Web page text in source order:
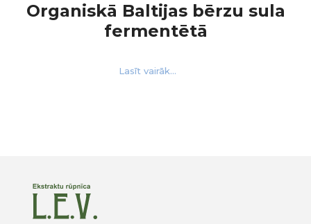
Organiskā Baltijas bērzu sula
fermentētā
Lasīt vairāk...